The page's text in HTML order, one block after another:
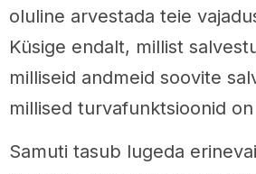
oluline arvestada teie
Küsige endalt, millist
milliseid andmeid soovite
millised turvafunktsioonid
Samuti tasub lugeda